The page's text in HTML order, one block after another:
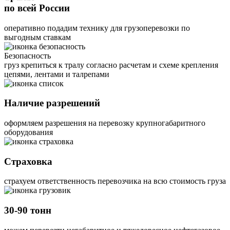
по всей России
оперативно подадим технику для грузоперевозки по
выгодным ставкам
Безопасность
груз крепиться к тралу согласно расчетам и схеме крепления
цепями, лентами и талрепами
Наличие разрешений
оформляем разрешения на перевозку крупногабаритного
оборудования
Страховка
страхуем ответственность перевозчика на всю стоимость груза
30-90 тонн